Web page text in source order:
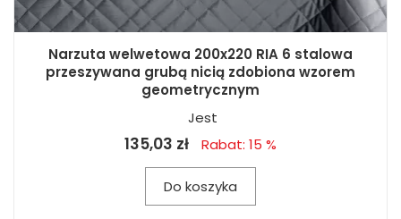
Narzuta welwetowa 200x220 RIA 6 stalowa
przeszywana grubą nicią zdobiona wzorem
geometrycznym
Jest
135,03 zł Rabat: 15 %
Do koszyka